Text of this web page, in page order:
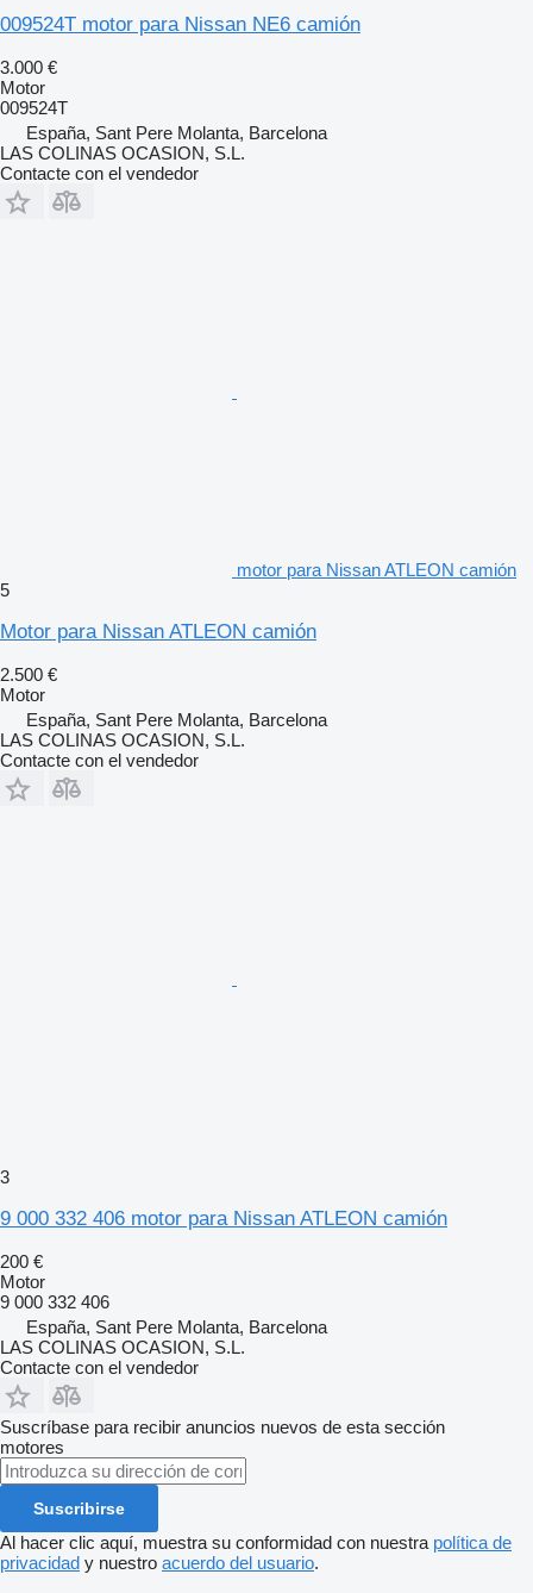
009524T motor para Nissan NE6 camión
3.000 €
Motor
009524T
España, Sant Pere Molanta, Barcelona
LAS COLINAS OCASION, S.L.
Contacte con el vendedor
motor para Nissan ATLEON camión
5
Motor para Nissan ATLEON camión
2.500 €
Motor
España, Sant Pere Molanta, Barcelona
LAS COLINAS OCASION, S.L.
Contacte con el vendedor
3
9 000 332 406 motor para Nissan ATLEON camión
200 €
Motor
9 000 332 406
España, Sant Pere Molanta, Barcelona
LAS COLINAS OCASION, S.L.
Contacte con el vendedor
Suscríbase para recibir anuncios nuevos de esta sección
motores
Suscribirse
Al hacer clic aquí, muestra su conformidad con nuestra política de
privacidad y nuestro acuerdo del usuario.